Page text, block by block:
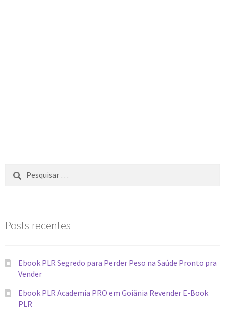
Posts recentes
Ebook PLR Segredo para Perder Peso na Saúde Pronto pra
Vender
Ebook PLR Academia PRO em Goiânia Revender E-Book
PLR